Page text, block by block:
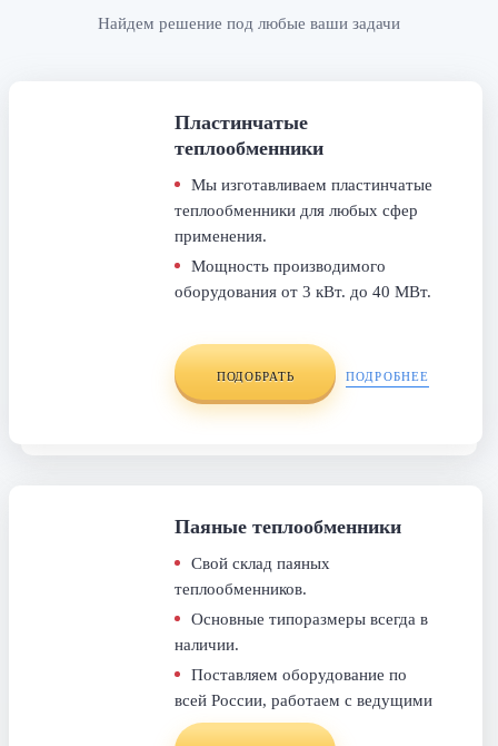
Найдем решение под любые ваши задачи
Пластинчатые
теплообменники
Мы изготавливаем пластинчатые
теплообменники для любых сфер
применения.
Мощность производимого
оборудования от 3 кВт. до 40 МВт.
ПОДОБРАТЬ ПОДРОБНЕЕ
Паяные теплообменники
Свой склад паяных
теплообменников.
Основные типоразмеры всегда в
наличии.
Поставляем оборудование по
всей России, работаем с ведущими
ТК.